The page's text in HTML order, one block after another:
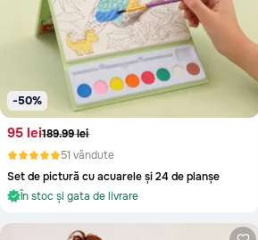
-50%
95 lei189.99 lei
51 vândute
Set de pictură cu acuarele și 24 de planșe
În stoc și gata de livrare
În stoc și gata de livrare